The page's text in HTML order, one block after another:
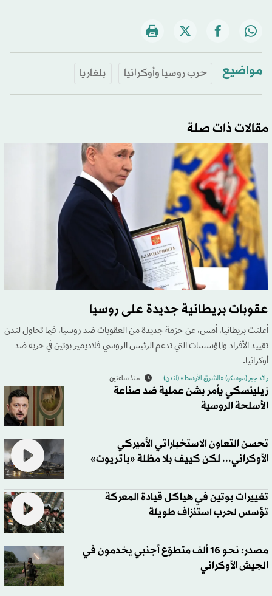
مواضيع حرب روسيا وأوكرانيا بلغاريا
مقالات ذات صلة
عقوبات بريطانية جديدة على روسيا
أعلنت بريطانيا، أمس، عن حزمة جديدة من العقوبات ضد روسيا، فيما تحاول لندن
تقييد الأفراد والمؤسسات التي تدعم الرئيس الروسي فلاديمير بوتين في حربه ضد
أوكرانيا.
رائد جبر (موسكو) «الشرق الأوسط» (لندن) منذ ساعتين
زيلينسكي يأمر بشن عملية ضد صناعة
الأسلحة الروسية
تحسن التعاون الاستخباراتي الأميركي
الأوكراني... لكن كييف بلا مظلة «باتريوت»
تغييرات بوتين في هياكل قيادة المعركة
تؤسس لحرب استنزاف طويلة
مصدر: نحو 16 ألف متطوّع أجنبي يخدمون في
الجيش الأوكراني